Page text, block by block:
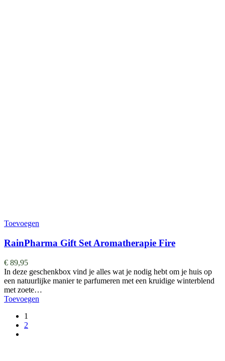
Toevoegen
RainPharma Gift Set Aromatherapie Fire
€ 89,95
In deze geschenkbox vind je alles wat je nodig hebt om je huis op
een natuurlijke manier te parfumeren met een kruidige winterblend
met zoete…
Toevoegen
1
2